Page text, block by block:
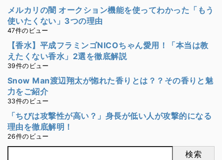
メルカリの闇 オークション機能を使ってわかった「もう
使いたくない」3つの理由
47件のビュー
【香水】平成フラミンゴNICOちゃん愛用！「本当は教
えたくない香水」2選を徹底解説
39件のビュー
Snow Man渡辺翔太が惚れた香りとは？？その香りと魅
力をご紹介
33件のビュー
「ちびは攻撃性が高い？」身長が低い人が攻撃的になる
理由を徹底解明！
26件のビュー
検索